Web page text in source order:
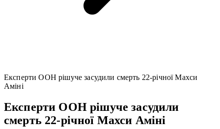
Експерти ООН рішуче засудили смерть 22-річної Махси
Аміні
Експерти ООН рішуче засудили
смерть 22-річної Махси Аміні